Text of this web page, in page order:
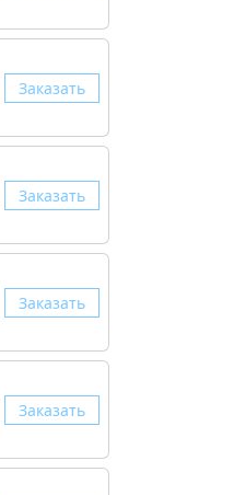
Заказать
Заказать
Заказать
Заказать